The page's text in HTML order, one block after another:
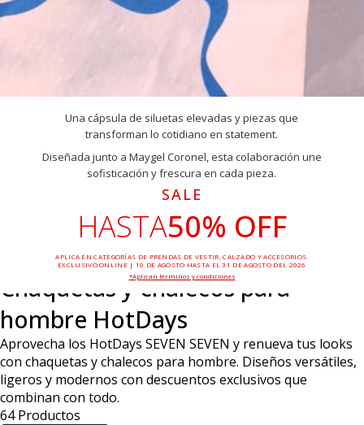
Una cápsula de siluetas elevadas y piezas que
transforman lo cotidiano en statement.
Diseñada junto a Maygel Coronel, esta colaboración une
sofisticación y frescura en cada pieza.
SALE
HASTA50% OFF
APLICA EN CATEGORÍAS DE PRENDAS DE VESTIR, CALZADO Y ACCESORIOS.
EXCLUSIVO ONLINE | 10 DE AGOSTO HASTA EL 31 DE AGOSTO DEL 2026
*Aplican términos y condiciones
Chaquetas y chalecos para
hombre HotDays
Aprovecha los HotDays SEVEN SEVEN y renueva tus looks
con chaquetas y chalecos para hombre. Diseños versátiles,
ligeros y modernos con descuentos exclusivos que
combinan con todo.
64Productos